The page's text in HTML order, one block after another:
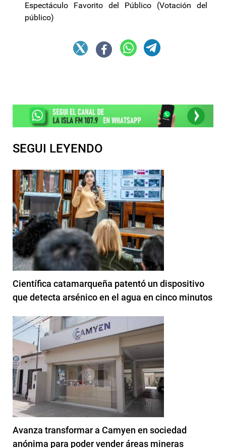
Espectáculo Favorito del Público (Votación del
público)
SEGUI LEYENDO
Científica catamarqueña patentó un dispositivo
que detecta arsénico en el agua en cinco minutos
Avanza transformar a Camyen en sociedad
anónima para poder vender áreas mineras